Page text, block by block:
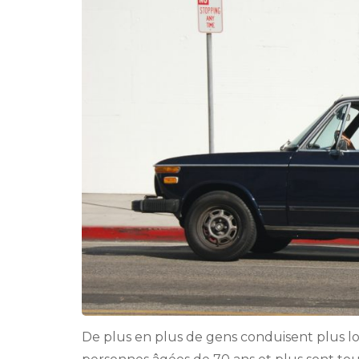
De plus en plus de gens conduisent plus